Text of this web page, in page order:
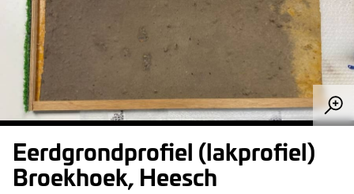
Eerdgrondprofiel (lakprofiel)
Broekhoek, Heesch